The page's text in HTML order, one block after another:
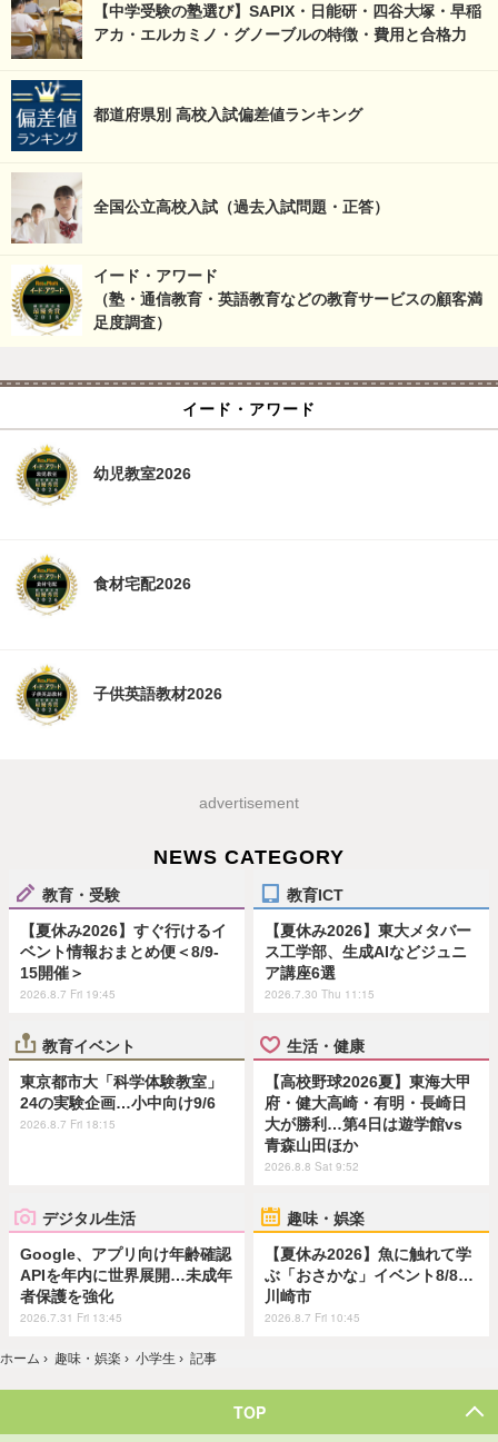
【中学受験の塾選び】SAPIX・日能研・四谷大塚・早稲
アカ・エルカミノ・グノーブルの特徴・費用と合格力
都道府県別 高校入試偏差値ランキング
全国公立高校入試（過去入試問題・正答）
イード・アワード
（塾・通信教育・英語教育などの教育サービスの顧客満
足度調査）
イード・アワード
幼児教室2026
食材宅配2026
子供英語教材2026
advertisement
NEWS CATEGORY
教育・受験
【夏休み2026】すぐ行けるイ
ベント情報おまとめ便＜8/9-
15開催＞
2026.8.7 Fri 19:45
教育ICT
【夏休み2026】東大メタバー
ス工学部、生成AIなどジュニ
ア講座6選
2026.7.30 Thu 11:15
教育イベント
東京都市大「科学体験教室」
24の実験企画…小中向け9/6
2026.8.7 Fri 18:15
生活・健康
【高校野球2026夏】東海大甲
府・健大高崎・有明・長崎日
大が勝利…第4日は遊学館vs
青森山田ほか
2026.8.8 Sat 9:52
デジタル生活
Google、アプリ向け年齢確認
APIを年内に世界展開…未成年
者保護を強化
2026.7.31 Fri 13:45
趣味・娯楽
【夏休み2026】魚に触れて学
ぶ「おさかな」イベント8/8…
川崎市
2026.8.7 Fri 10:45
ホーム › 趣味・娯楽 › 小学生 › 記事
TOP